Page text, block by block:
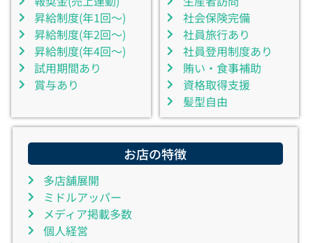
昇給制度(年1回～)
昇給制度(年2回～)
昇給制度(年4回～)
試用期間あり
賞与あり
社会保険完備
社員旅行あり
社員登用制度あり
賄い・食事補助
資格取得支援
髪型自由
お店の特徴
多店舗展開
ミドルアッパー
メディア掲載多数
個人経営